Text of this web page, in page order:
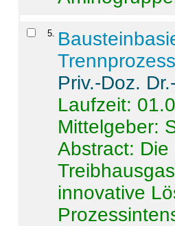
5
Priv.-Doz.
Laufzeit:
Mittelgeber:
Abstract: Die
innovative